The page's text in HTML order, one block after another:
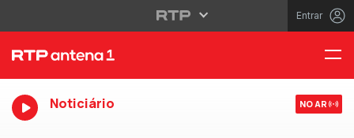
Entrar
Noticiário NO AR